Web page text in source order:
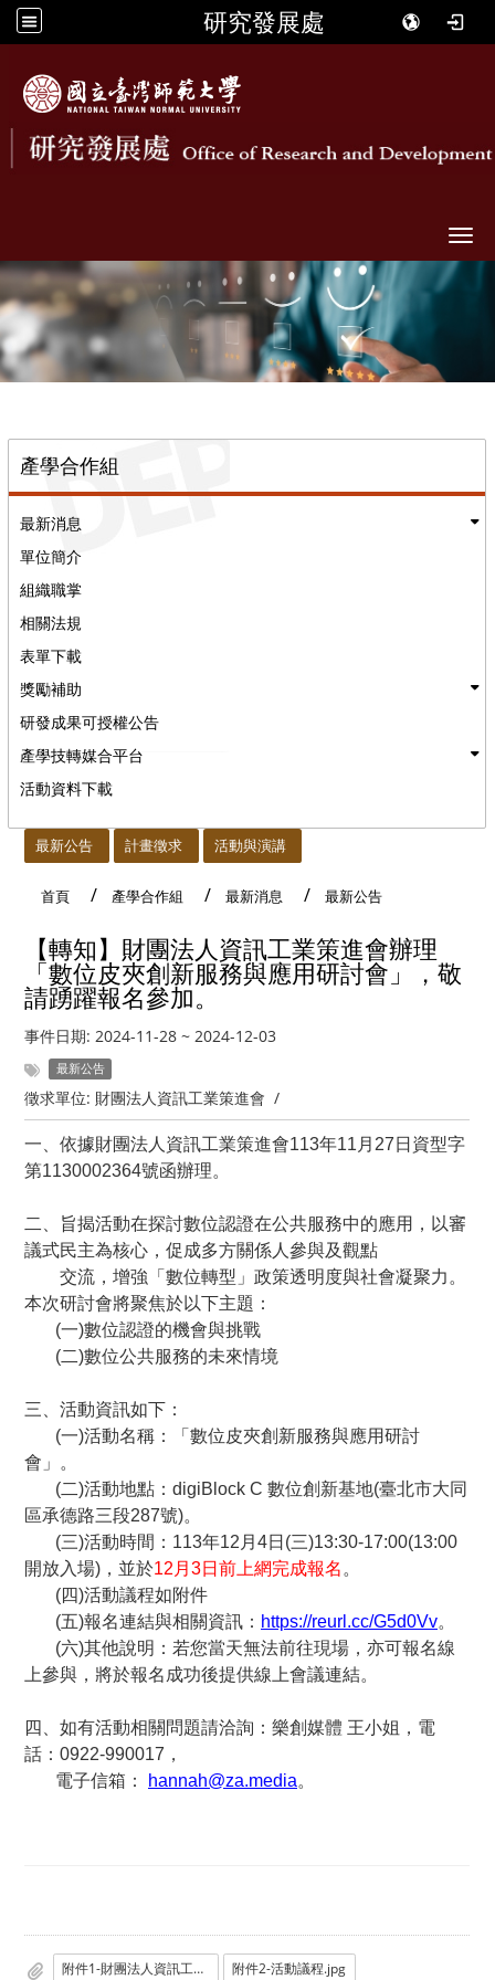
研究發展處
產學合作組
最新消息
單位簡介
組織職掌
相關法規
表單下載
獎勵補助
研發成果可授權公告
產學技轉媒合平台
活動資料下載
最新公告 計畫徵求 活動與演講
首頁 產學合作組 最新消息 最新公告
【轉知】財團法人資訊工業策進會辦理
「數位皮夾創新服務與應用研討會」，敬
請踴躍報名參加。
事件日期: 2024-11-28 ~ 2024-12-03
最新公告
徵求單位: 財團法人資訊工業策進會 /
一、依據財團法人資訊工業策進會113年11月27日資型字
第1130002364號函辦理。
二、旨揭活動在探討數位認證在公共服務中的應用，以審
議式民主為核心，促成多方關係人參與及觀點
交流，增強「數位轉型」政策透明度與社會凝聚力。
本次研討會將聚焦於以下主題：
(一)數位認證的機會與挑戰
(二)數位公共服務的未來情境
三、活動資訊如下：
(一)活動名稱：「數位皮夾創新服務與應用研討
會」。
(二)活動地點：digiBlock C 數位創新基地(臺北市大同
區承德路三段287號)。
(三)活動時間：113年12月4日(三)13:30-17:00(13:00
開放入場)，並於12 月3日前上網完成報名 。
(四)活動議程如附件
(五)報名連結與相關資訊： https://reurl.cc/G5d0Vv。
(六)其他說明：若您當天無法前往現場，亦可報名線
上參與，將於報名成功後提供線上會議連結。
四、如有活動相關問題請洽詢：樂創媒體 王小姐，電
話：0922-990017，
電子信箱：
hannah@za.media。
附件1-財團法人資訊工業策進會函 附件2-活動議程.jpg